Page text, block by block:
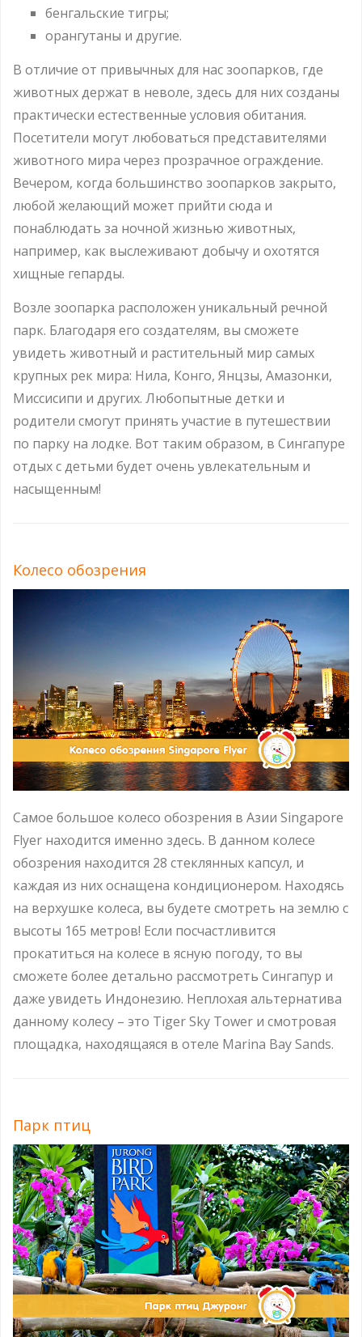
бенгальские тигры;
орангутаны и другие.
В отличие от привычных для нас зоопарков, где
животных держат в неволе, здесь для них созданы
практически естественные условия обитания.
Посетители могут любоваться представителями
животного мира через прозрачное ограждение.
Вечером, когда большинство зоопарков закрыто,
любой желающий может прийти сюда и
понаблюдать за ночной жизнью животных,
например, как выслеживают добычу и охотятся
хищные гепарды.
Возле зоопарка расположен уникальный речной
парк. Благодаря его создателям, вы сможете
увидеть животный и растительный мир самых
крупных рек мира: Нила, Конго, Янцзы, Амазонки,
Миссисипи и других. Любопытные детки и
родители смогут принять участие в путешествии
по парку на лодке. Вот таким образом, в Сингапуре
отдых с детьми будет очень увлекательным и
насыщенным!
Колесо обозрения
Самое большое колесо обозрения в Азии Singapore
Flyer находится именно здесь. В данном колесе
обозрения находится 28 стеклянных капсул, и
каждая из них оснащена кондиционером. Находясь
на верхушке колеса, вы будете смотреть на землю с
высоты 165 метров! Если посчастливится
прокатиться на колесе в ясную погоду, то вы
сможете более детально рассмотреть Сингапур и
даже увидеть Индонезию. Неплохая альтернатива
данному колесу – это Tiger Sky Tower и смотровая
площадка, находящаяся в отеле Marina Bay Sands.
Парк птиц